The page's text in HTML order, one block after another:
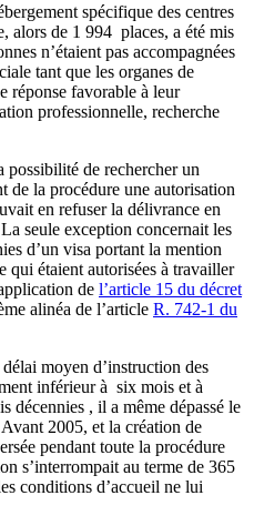
spécifique des centres
alors de 1 994 places, a été mis
n’étaient pas accompagnées
tant que les organes de
réponse favorable à leur
professionnelle, recherche
possibilité de rechercher un
de la procédure une autorisation
en refuser la délivrance en
seule exception concernait les
d’un visa portant la mention
qui étaient autorisées à travailler
de l’article 15 du décret
alinéa de l’article R. 742-1 du
moyen d’instruction des
inférieur à six mois et à
décennies , il a même dépassé le
2005, et la création de
pendant toute la procédure
s’interrompait au terme de 365
conditions d’accueil ne lui